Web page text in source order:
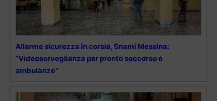
Allarme sicurezza in corsia, Snami Messina:
“Videosorveglianza per pronto soccorso e
ambulanze”